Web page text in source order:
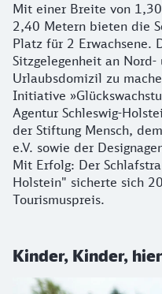
Mit einer Breite von
2,40 Metern bieten die
Platz für 2 Erwachsene.
Sitzgelegenheit an Nord-
Urlaubsdomizil zu
Initiative
Agentur Schleswig-
der Stiftung Mensch,
e.V. sowie der
Mit Erfolg: Der
Holstein" sicherte sich
Tourismuspreis.
Kinder, Kinder,